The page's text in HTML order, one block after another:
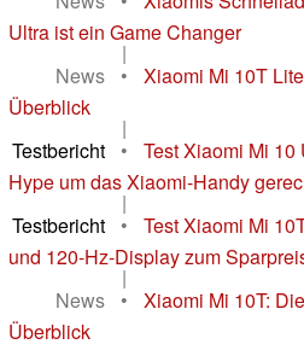
Ultra ist ein Game Changer
|
News
•
Xiaomi Mi 10T
Überblick
|
Testbericht
•
Test Xiaomi Mi 10
Hype um das Xiaomi-Handy
|
Testbericht
•
Test Xiaomi Mi
und 120-Hz-Display zum
|
News
•
Xiaomi Mi 10T:
Überblick